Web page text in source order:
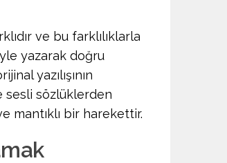
ve bu farklılıklarla
yazarak doğru
yazılışının
sesli sözlüklerden
mantıklı bir harekettir.